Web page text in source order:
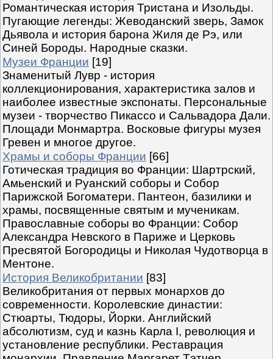
Романтическая история Тристана и Изольды.
Пугающие легенды: Жеводанский зверь, Замок
Дьявола и история барона Жиля де Рэ, или
Синей Бороды. Народные сказки.
Музеи Франции [19]
Знаменитый Лувр - история
коллекционирования, характеристика залов и
наиболее известные экспонаты. Персональные
музеи - творчество Пикассо и Сальвадора Дали.
Площади Монмартра. Восковые фигуры музея
Гревен и многое другое.
Храмы и соборы Франции [66]
Готическая традиция во Франции: Шартрский,
Амьенский и Руанский соборы и Собор
Парижской Богоматери. Пантеон, базилики и
храмы, посвященные святым и мученикам.
Православные соборы во Франции: Собор
Александра Невского в Париже и Церковь
Пресвятой Богородицы и Николая Чудотворца в
Ментоне.
История Великобритании [83]
Великобритания от первых монархов до
современности. Королевские династии:
Стюарты, Тюдоры, Йорки. Английский
абсолютизм, суд и казнь Карла I, революция и
установление республики. Реставрация